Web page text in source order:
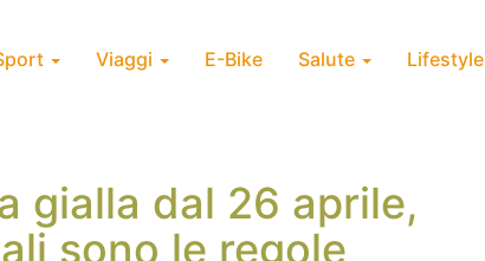
Viaggi E-Bike Salute Lifestyle
gialla dal 26 aprile,
sono le regole